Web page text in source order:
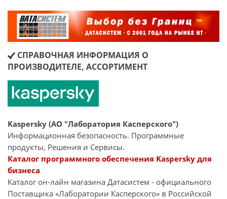
СПРАВОЧНАЯ ИНФОРМАЦИЯ О
ПРОИЗВОДИТЕЛЕ, АССОРТИМЕНТ
Kaspersky (АО "Лаборатория Касперского")
Информационная безопасность. Программные
продукты, Решения и Сервисы.
Каталог программного обеспечения Kaspersky для
бизнеса
Каталог он-лайн магазина Датасиcтем - официального
Поставщика «Лаборатории Касперского» в Российской